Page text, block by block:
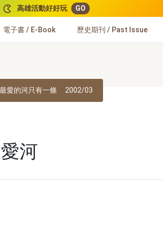
高雄活動好好玩 GO
電子書 / E-Book 歷史期刊 / Past Issue
最愛的河只有一條 2002/03
河